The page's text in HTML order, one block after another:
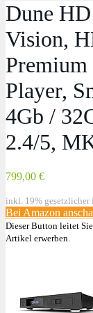
Dune
Vision,
Player,
4Gb /
2.4/5,
799,00 €
inkl. 19% gesetzlicher
Bei Amazon
Dieser Button leitet
Artikel erwerben.